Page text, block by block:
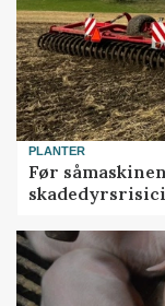
PLANTER
Før
skadedyrsrisici